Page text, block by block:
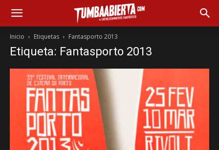
Inicio Etiquetas Fantasporto 2013
Etiqueta: Fantasporto 2013